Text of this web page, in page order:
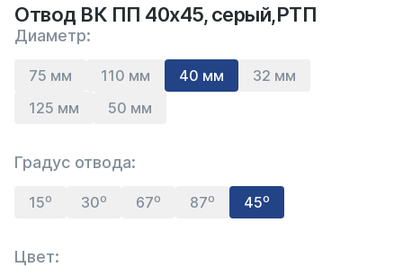
Отвод ВК ПП 40х45, серый,РТП
Диаметр:
75 мм 110 мм 40 мм
32 мм
125 мм
50 мм
Градус отвода:
15⁰ 30⁰ 67⁰ 87⁰ 45⁰
Цвет: